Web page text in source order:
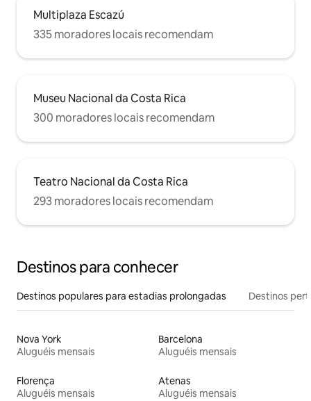
Multiplaza Escazú
335 moradores locais recomendam
Museu Nacional da Costa Rica
300 moradores locais recomendam
Teatro Nacional da Costa Rica
293 moradores locais recomendam
Destinos para conhecer
Destinos populares para estadias prolongadas Destinos
Nova York
Aluguéis mensais
Barcelona
Aluguéis mensais
Florença
Aluguéis mensais
Atenas
Aluguéis mensais